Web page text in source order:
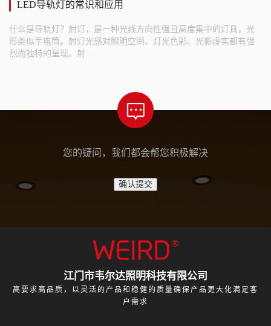
LED导轨灯的常识和应用
什么是导轨灯？射灯，是一种光线方向性强且高度集中的灯具，光
形类似手电筒。射灯光感对照明空间、灯光色彩、光影虚实都有强
烈而独特的呈现。射..
您的疑问，我们都会帮您积极解决
江门市韦尔达照明科技有限公司
高要求高品质，以灵活的产品和稳健的质量确保产品更大化满足客
户需求